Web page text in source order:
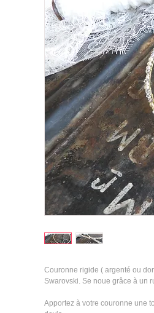
Couronne rigide ( argenté ou
Swarovski. Se noue grâce à un
Apportez à votre couronne une